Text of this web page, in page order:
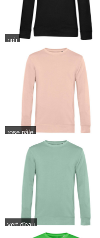
noir
rose pâle
vert d'eau